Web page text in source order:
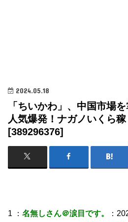
2024.05.18
「ちいかわ」、中国市場
人気爆発！ナガノいくら
[389296376]
1 ：名無しさん＠涙目です。
：